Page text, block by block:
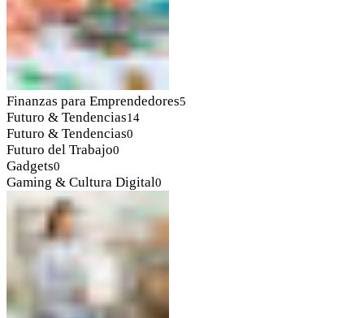
Finanzas para Emprendedores5
Futuro & Tendencias14
Futuro & Tendencias0
Futuro del Trabajo0
Gadgets0
Gaming & Cultura Digital0